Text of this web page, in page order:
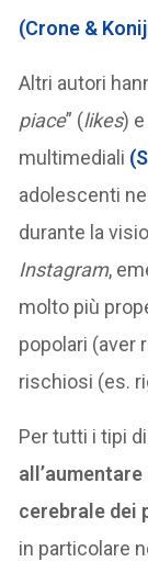
(Crone &
Altri autori
piace” (likes)
multimediali
adolescenti
durante la
Instagram,
molto più
popolari (aver
rischiosi (es.
Per tutti i tipi
all’aumentare
cerebrale dei
in particolare